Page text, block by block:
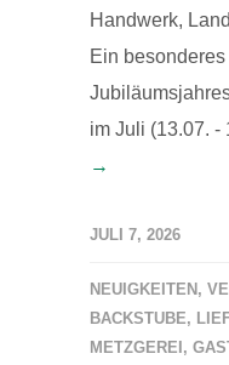
Handwerk,
Ein
im Juli (13.07. -
→
JULI 7, 2026
NEUIGKEITEN ,
BACKSTUBE,
METZGEREI ,